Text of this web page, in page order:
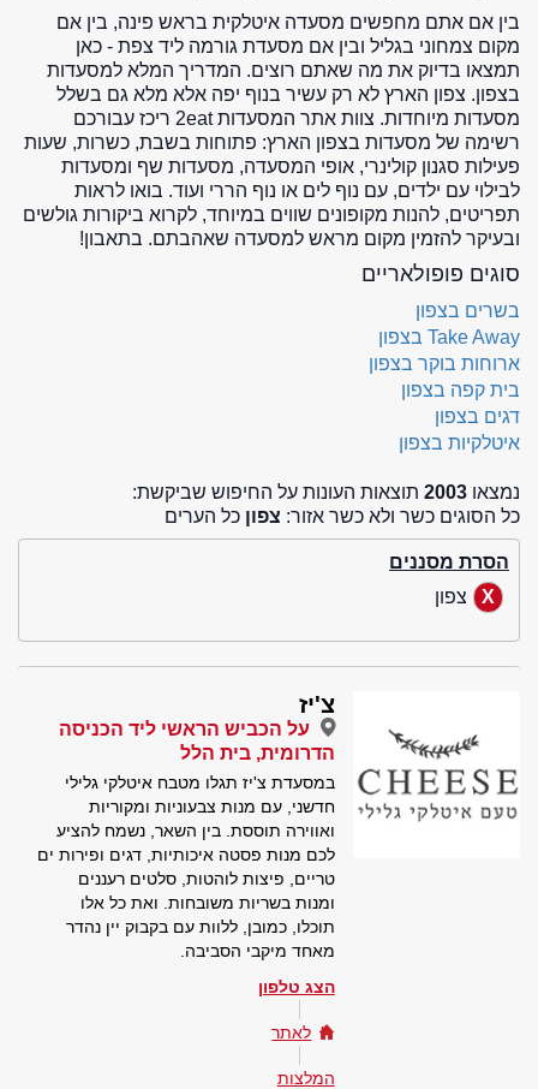
בין אם אתם מחפשים מסעדה איטלקית בראש פינה, בין אם
מקום צמחוני בגליל ובין אם מסעדת גורמה ליד צפת - כאן
תמצאו בדיוק את מה שאתם רוצים. המדריך המלא למסעדות
בצפון. צפון הארץ לא רק עשיר בנוף יפה אלא מלא גם בשלל
מסעדות מיוחדות. צוות אתר המסעדות 2eat ריכז עבורכם
רשימה של מסעדות בצפון הארץ: פתוחות בשבת, כשרות, שעות
פעילות סגנון קולינרי, אופי המסעדה, מסעדות שף ומסעדות
לבילוי עם ילדים, עם נוף לים או נוף הררי ועוד. בואו לראות
תפריטים, להנות מקופונים שווים במיוחד, לקרוא ביקורות גולשים
ובעיקר להזמין מקום מראש למסעדה שאהבתם. בתאבון!
סוגים פופולאריים
בשרים בצפון
Take Away בצפון
ארוחות בוקר בצפון
בית קפה בצפון
דגים בצפון
איטלקיות בצפון
נמצאו 2003 תוצאות העונות על החיפוש שביקשת:
כל הסוגים כשר ולא כשר אזור: צפון כל הערים
הסרת מסננים
צפון
צ'יז
על הכביש הראשי ליד הכניסה
הדרומית, בית הלל
במסעדת צ'יז תגלו מטבח איטלקי גלילי
חדשני, עם מנות צבעוניות ומקוריות
ואווירה תוססת. בין השאר, נשמח להציע
לכם מנות פסטה איכותיות, דגים ופירות ים
טריים, פיצות לוהטות, סלטים רעננים
ומנות בשריות משובחות. ואת כל אלו
תוכלו, כמובן, ללוות עם בקבוק יין נהדר
מאחד מיקבי הסביבה.
הצג טלפון
לאתר
המלצות